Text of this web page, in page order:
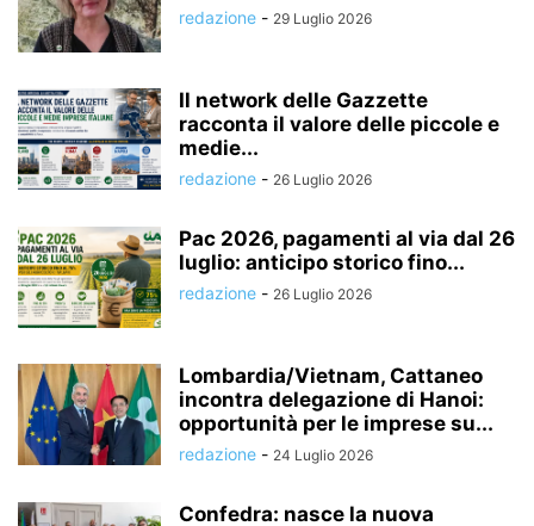
redazione - 29 Luglio 2026
Il network delle Gazzette
racconta il valore delle piccole e
medie...
redazione - 26 Luglio 2026
Pac 2026, pagamenti al via dal 26
luglio: anticipo storico fino...
redazione - 26 Luglio 2026
Lombardia/Vietnam, Cattaneo
incontra delegazione di Hanoi:
opportunità per le imprese su...
redazione - 24 Luglio 2026
Confedra: nasce la nuova